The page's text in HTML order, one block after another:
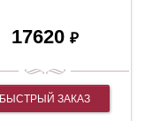
17620 ₽
БЫСТРЫЙ ЗАКАЗ